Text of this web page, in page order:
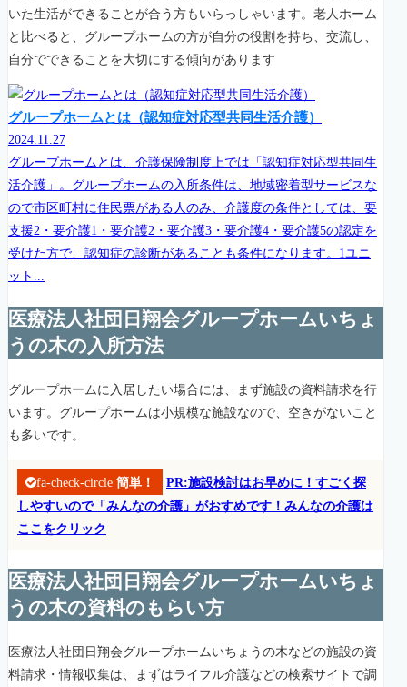
いた生活ができることが合う方もいらっしゃいます。老人ホーム
と比べると、グループホームの方が自分の役割を持ち、交流し、
自分でできることを大切にする傾向があります
グループホームとは（認知症対応型共同生活介護）
2024.11.27
グループホームとは、介護保険制度上では「認知症対応型共同生
活介護」。グループホームの入所条件は、地域密着型サービスな
ので市区町村に住民票がある人のみ、介護度の条件としては、要
支援2・要介護1・要介護2・要介護3・要介護4・要介護5の認定を
受けた方で、認知症の診断があることも条件になります。1ユニ
ット...
医療法人社団日翔会グループホームいちょ
うの木の入所方法
グループホームに入居したい場合には、まず施設の資料請求を行
います。グループホームは小規模な施設なので、空きがないこと
も多いです。
fa-check-circle 簡単！
PR:施設検討はお早めに！すごく探
しやすいので「みんなの介護」がおすめです！みんなの介護は
ここをクリック
医療法人社団日翔会グループホームいちょ
うの木の資料のもらい方
医療法人社団日翔会グループホームいちょうの木などの施設の資
料請求・情報収集は、まずはライフル介護などの検索サイトで調